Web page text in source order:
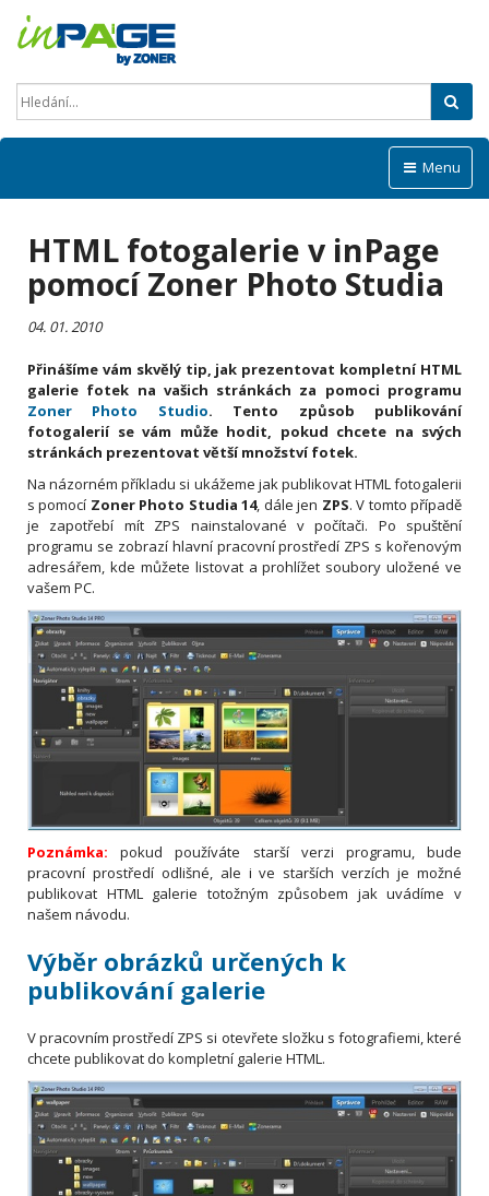
Menu
HTML fotogalerie v inPage
pomocí Zoner Photo Studia
04. 01. 2010
Přinášíme vám skvělý tip, jak prezentovat kompletní HTML
galerie fotek na vašich stránkách za pomoci programu
Zoner Photo Studio. Tento způsob publikování
fotogalerií se vám může hodit, pokud chcete na svých
stránkách prezentovat větší množství fotek.
Na názorném příkladu si ukážeme jak publikovat HTML fotogalerii
s pomocí Zoner Photo Studia 14, dále jen ZPS. V tomto případě
je zapotřebí mít ZPS nainstalované v počítači. Po spuštění
programu se zobrazí hlavní pracovní prostředí ZPS s kořenovým
adresářem, kde můžete listovat a prohlížet soubory uložené ve
vašem PC.
Poznámka: pokud používáte starší verzi programu, bude
pracovní prostředí odlišné, ale i ve starších verzích je možné
publikovat HTML galerie totožným způsobem jak uvádíme v
našem návodu.
Výběr obrázků určených k
publikování galerie
V pracovním prostředí ZPS si otevřete složku s fotografiemi, které
chcete publikovat do kompletní galerie HTML.